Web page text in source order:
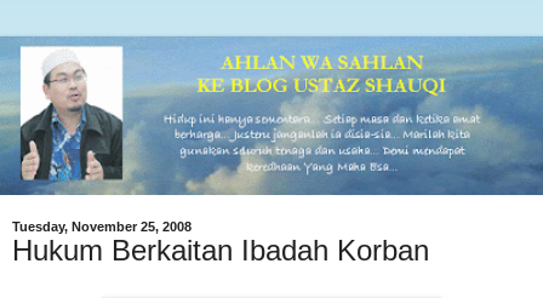
Tuesday, November 25, 2008
Hukum Berkaitan Ibadah Korban